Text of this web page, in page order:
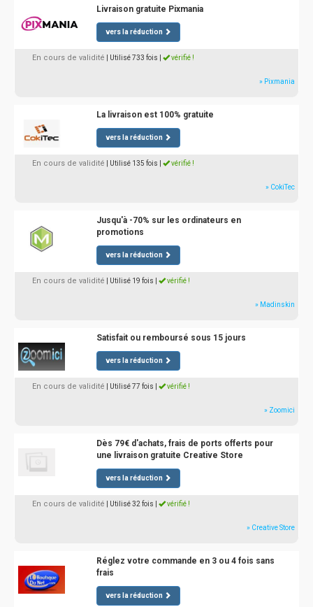
Livraison gratuite Pixmania
vers la réduction
En cours de validité | Utilisé 733 fois vérifié !
» Pixmania
La livraison est 100% gratuite
vers la réduction
En cours de validité | Utilisé 135 fois vérifié !
» CokiTec
Jusqu'à -70% sur les ordinateurs en
promotions
vers la réduction
En cours de validité | Utilisé 19 fois vérifié !
» Madinskin
Satisfait ou remboursé sous 15 jours
vers la réduction
En cours de validité | Utilisé 77 fois vérifié !
» Zoomici
Dès 79€ d'achats, frais de ports offerts pour
une livraison gratuite Creative Store
vers la réduction
En cours de validité | Utilisé 32 fois vérifié !
» Creative Store
Réglez votre commande en 3 ou 4 fois sans
frais
vers la réduction